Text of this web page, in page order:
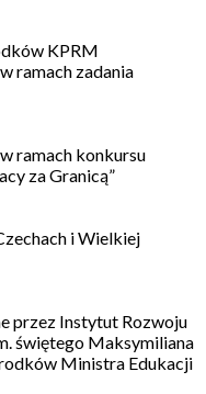
KPRM
ramach zadania
ramach konkursu
za Granicą”
i Wielkiej
przez Instytut Rozwoju
świętego Maksymiliana
Ministra Edukacji